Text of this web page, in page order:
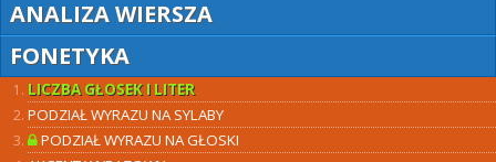
ANALIZA WIERSZA
FONETYKA
LICZBA GŁOSEK I LITER
PODZIAŁ WYRAZU NA SYLABY
PODZIAŁ WYRAZU NA GŁOSKI